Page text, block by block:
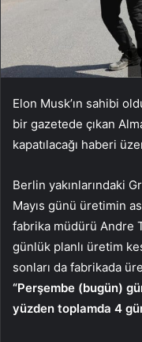
Elon Musk’ın sahibi
bir gazetede çıkan
kapatılacağı haberi
Berlin yakınlarındaki
Mayıs günü üretimin
fabrika müdürü Andre
günlük planlı üretim
sonları da fabrikada
“Perşembe (bugün)
yüzden toplamda 4